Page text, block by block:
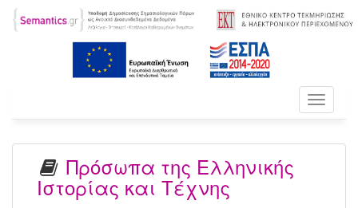
Toggle
Πρόσωπα της Ελληνικής
Ιστορίας και Τέχνης